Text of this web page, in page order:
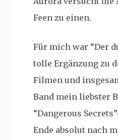
Feen zu einen.
Für mich war “Der
tolle Ergänzung zu
Filmen und
Band mein liebster
“Dangerous
Ende absolut nach